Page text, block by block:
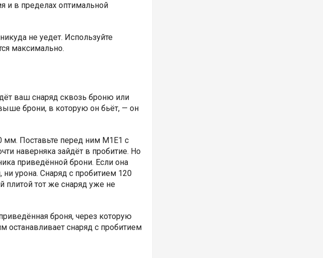
и в пределах оптимальной
не уедет. Используйте
максимально.
ваш снаряд сквозь броню или
брони, в которую он бьёт, — он
мм. Поставьте перед ним M1E1 с
наверняка зайдёт в пробитие. Но
приведённой брони. Если она
урона. Снаряд с пробитием 120
плитой тот же снаряд уже не
броня, через которую
останавливает снаряд с пробитием